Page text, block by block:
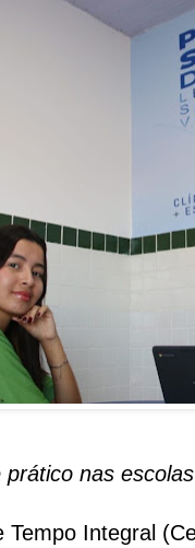
nas
Tempo Integral